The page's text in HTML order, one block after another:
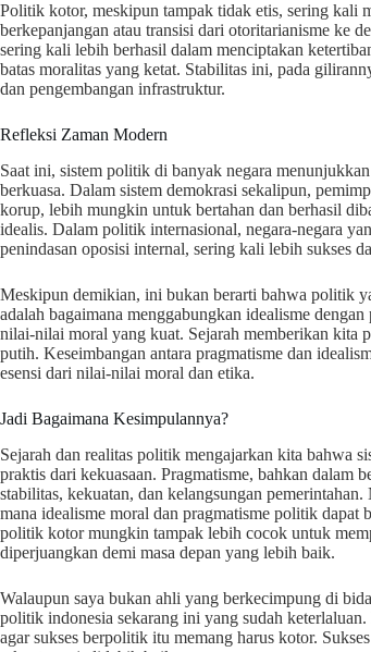
Politik kotor, meskipun tampak tidak etis, sering kali
berkepanjangan atau transisi dari otoritarianisme ke
sering kali lebih berhasil dalam menciptakan
batas moralitas yang ketat. Stabilitas ini, pada
dan pengembangan infrastruktur.
Refleksi Zaman Modern
Saat ini, sistem politik di banyak negara
berkuasa. Dalam sistem demokrasi sekalipun,
korup, lebih mungkin untuk bertahan dan berhasil
idealis. Dalam politik internasional, negara-negara
penindasan oposisi internal, sering kali lebih sukses
Meskipun demikian, ini bukan berarti bahwa politik
adalah bagaimana menggabungkan idealisme
nilai-nilai moral yang kuat. Sejarah memberikan kita
putih. Keseimbangan antara pragmatisme dan
esensi dari nilai-nilai moral dan etika.
Jadi Bagaimana Kesimpulannya?
Sejarah dan realitas politik mengajarkan kita bahwa
praktis dari kekuasaan. Pragmatisme, bahkan dalam
stabilitas, kekuatan, dan kelangsungan
mana idealisme moral dan pragmatisme politik
politik kotor mungkin tampak lebih cocok untuk
diperjuangkan demi masa depan yang lebih baik.
Walaupun saya bukan ahli yang berkecimpung di
politik indonesia sekarang ini yang sudah
agar sukses berpolitik itu memang harus kotor.